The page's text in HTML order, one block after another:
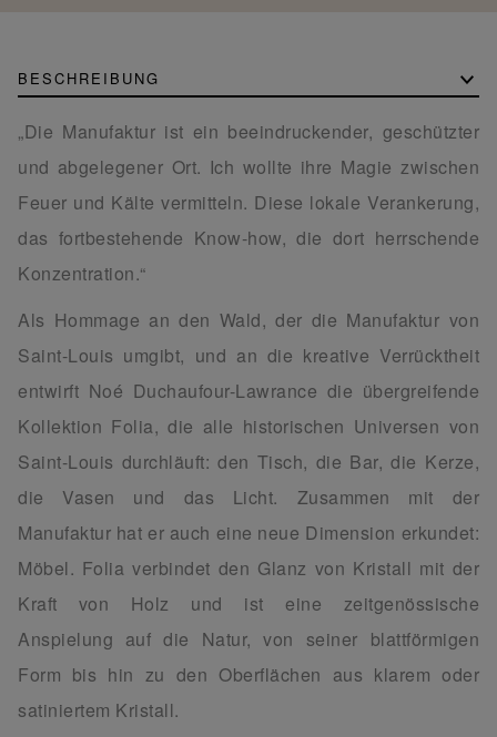
BESCHREIBUNG
„Die Manufaktur ist ein beeindruckender, geschützter
und abgelegener Ort. Ich wollte ihre Magie zwischen
Feuer und Kälte vermitteln. Diese lokale Verankerung,
das fortbestehende Know-how, die dort herrschende
Konzentration.“
Als Hommage an den Wald, der die Manufaktur von
Saint-Louis umgibt, und an die kreative Verrücktheit
entwirft Noé Duchaufour-Lawrance die übergreifende
Kollektion Folia, die alle historischen Universen von
Saint-Louis durchläuft: den Tisch, die Bar, die Kerze,
die Vasen und das Licht. Zusammen mit der
Manufaktur hat er auch eine neue Dimension erkundet:
Möbel. Folia verbindet den Glanz von Kristall mit der
Kraft von Holz und ist eine zeitgenössische
Anspielung auf die Natur, von seiner blattförmigen
Form bis hin zu den Oberflächen aus klarem oder
satiniertem Kristall.